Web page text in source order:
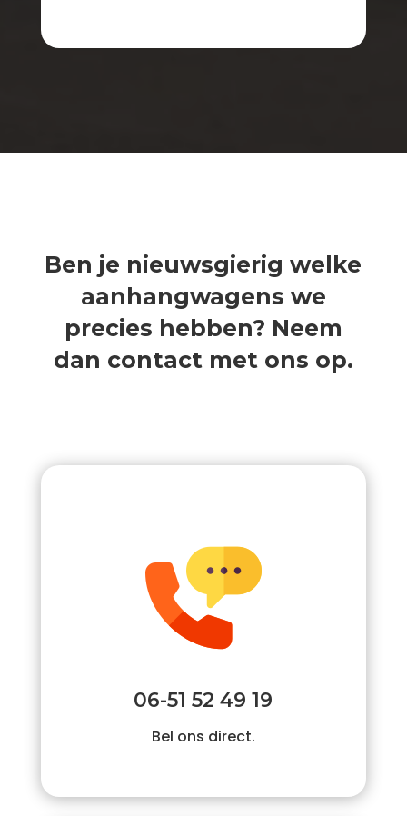
Ben je nieuwsgierig welke
aanhangwagens we
precies hebben? Neem
dan contact met ons op.
06-51 52 49 19
Bel ons direct.